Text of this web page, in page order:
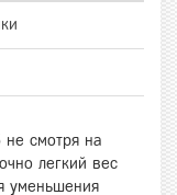
не смотря на
легкий вес
уменьшения